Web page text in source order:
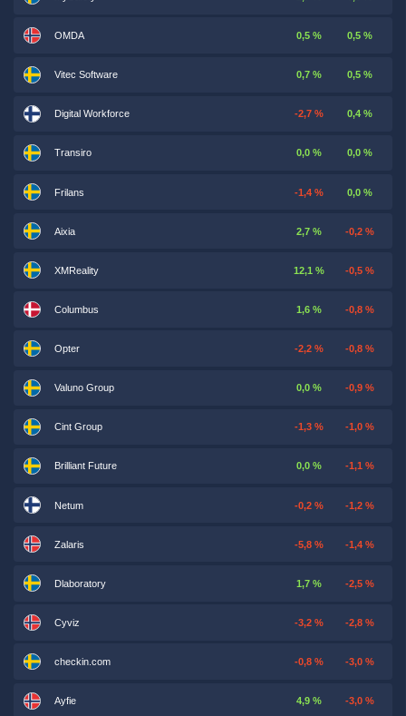
OMDA 0,5 % 0,5 %
Vitec Software 0,7 % 0,5 %
Digital Workforce -2,7 % 0,4 %
Transiro 0,0 % 0,0 %
Frilans -1,4 % 0,0 %
Aixia 2,7 % -0,2 %
XMReality 12,1 % -0,5 %
Columbus 1,6 % -0,8 %
Opter -2,2 % -0,8 %
Valuno Group 0,0 % -0,9 %
Cint Group -1,3 % -1,0 %
Brilliant Future 0,0 % -1,1 %
Netum -0,2 % -1,2 %
Zalaris -5,8 % -1,4 %
Dlaboratory 1,7 % -2,5 %
Cyviz -3,2 % -2,8 %
checkin.com -0,8 % -3,0 %
Ayfie 4,9 % -3,0 %